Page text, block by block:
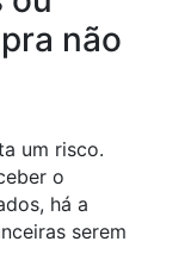
não
um risco.
o
há a
serem